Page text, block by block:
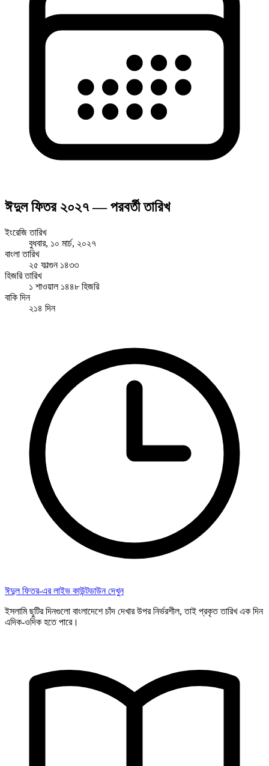
ঈদুল ফিতর ২০২৭ — পরবর্তী তারিখ
ইংরেজি তারিখ
বুধবার, ১০ মার্চ, ২০২৭
বাংলা তারিখ
২৫ ফাল্গুন ১৪৩৩
হিজরি তারিখ
১ শাওয়াল ১৪৪৮ হিজরি
বাকি দিন
২১৪ দিন
ঈদুল ফিতর-এর লাইভ কাউন্টডাউন দেখুন
ইসলামি ছুটির দিনগুলো বাংলাদেশে চাঁদ দেখার উপর নির্ভরশীল, তাই প্রকৃত তারিখ এক দিন
এদিক-ওদিক হতে পারে।